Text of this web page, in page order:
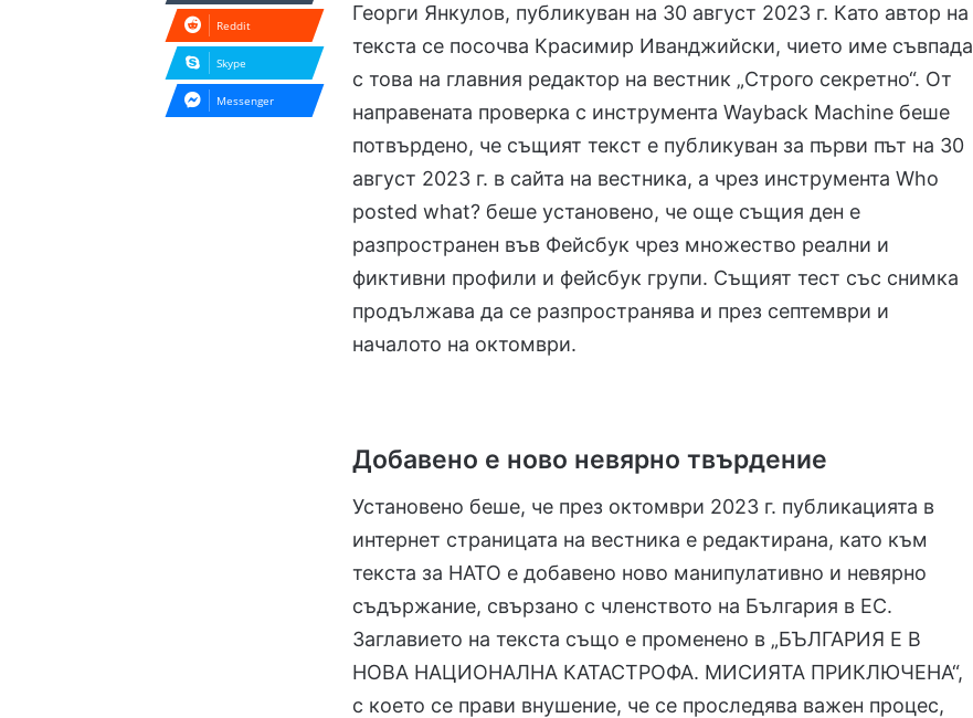
Георги Янкулов, публикуван на 30 август 2023 г. Като автор на
текста се посочва Красимир Иванджийски, чието име съвпада
с това на главния редактор на вестник „Строго секретно“. От
направената проверка с инструмента Wayback Machine беше
потвърдено, че същият текст е публикуван за първи път на 30
август 2023 г. в сайта на вестника, а чрез инструмента Who
posted what? беше установено, че още същия ден е
разпространен във Фейсбук чрез множество реални и
фиктивни профили и фейсбук групи. Същият тест със снимка
продължава да се разпространява и през септември и
началото на октомври.
Добавено е ново невярно твърдение
Установено беше, че през октомври 2023 г. публикацията в
интернет страницата на вестника е редактирана, като към
текста за НАТО е добавено ново манипулативно и невярно
съдържание, свързано с членството на България в ЕС.
Заглавието на текста също е променено в „БЪЛГАРИЯ Е В
НОВА НАЦИОНАЛНА КАТАСТРОФА. МИСИЯТА ПРИКЛЮЧЕНА“,
с което се прави внушение, че се проследява важен процес,
Reddit
Skype
Messenger